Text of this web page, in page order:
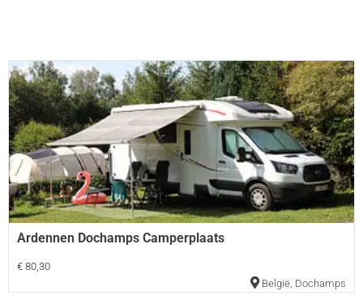
Ardennen Dochamps Camperplaats
€ 80,30
België, Dochamps